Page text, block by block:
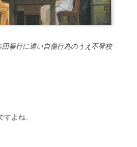
暴行に遭い自傷行為のうえ不登校
よね。